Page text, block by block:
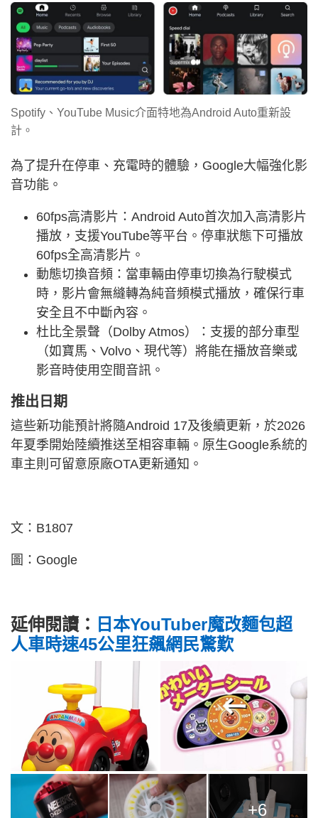
Spotify、YouTube Music介面特地為Android Auto重新設
計。
為了提升在停車、充電時的體驗，Google大幅強化影
音功能。
60fps高清影片：Android Auto首次加入高清影片
播放，支援YouTube等平台。停車狀態下可播放
60fps全高清影片。
動態切換音頻：當車輛由停車切換為行駛模式
時，影片會無縫轉為純音頻模式播放，確保行車
安全且不中斷內容。
杜比全景聲（Dolby Atmos）：支援的部分車型
（如寶馬、Volvo、現代等）將能在播放音樂或
影音時使用空間音訊。
推出日期
這些新功能預計將隨Android 17及後續更新，於2026
年夏季開始陸續推送至相容車輛。原生Google系統的
車主則可留意原廠OTA更新通知。
文：B1807
圖：Google
延伸閱讀： 日本YouTuber魔改麵包超
人車時速45公里狂飆網民驚歎
+6